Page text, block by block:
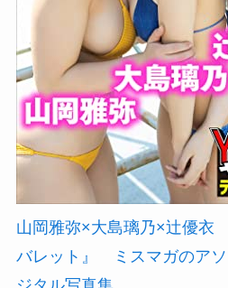
山岡雅弥×大島璃乃×辻優衣
バレット』 ミスマガのア